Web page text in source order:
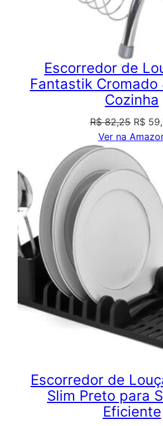
Escorredor de
Fantastik Cromado
Cozinha
R$82,25 O
preço
era:
R$
R$
Ver na
Escorredor de
Slim Preto para
Eficiente